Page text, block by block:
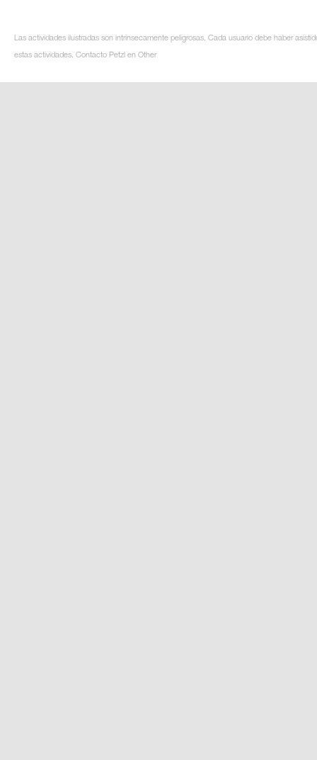
Las actividades ilustradas son intrínsecamente peligrosas. Cada usuario debe haber
estas actividades. Contacto Petzl en Other